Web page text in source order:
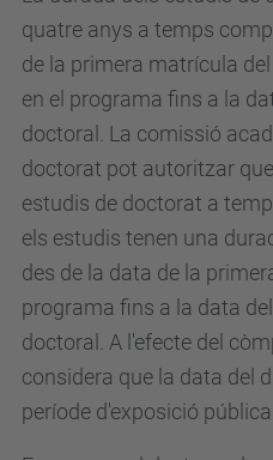
quatre anys a temps
de la primera matrícula
en el programa fins a la
doctoral. La comissió
doctorat pot autoritzar
estudis de doctorat a
els estudis tenen una
des de la data de la
programa fins a la data
doctoral. A l'efecte del
considera que la data del
període d'exposició pública